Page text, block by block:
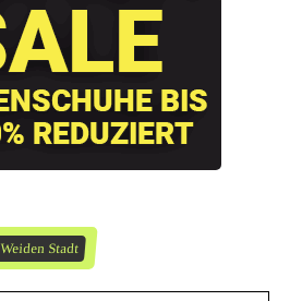
Weiden Stadt